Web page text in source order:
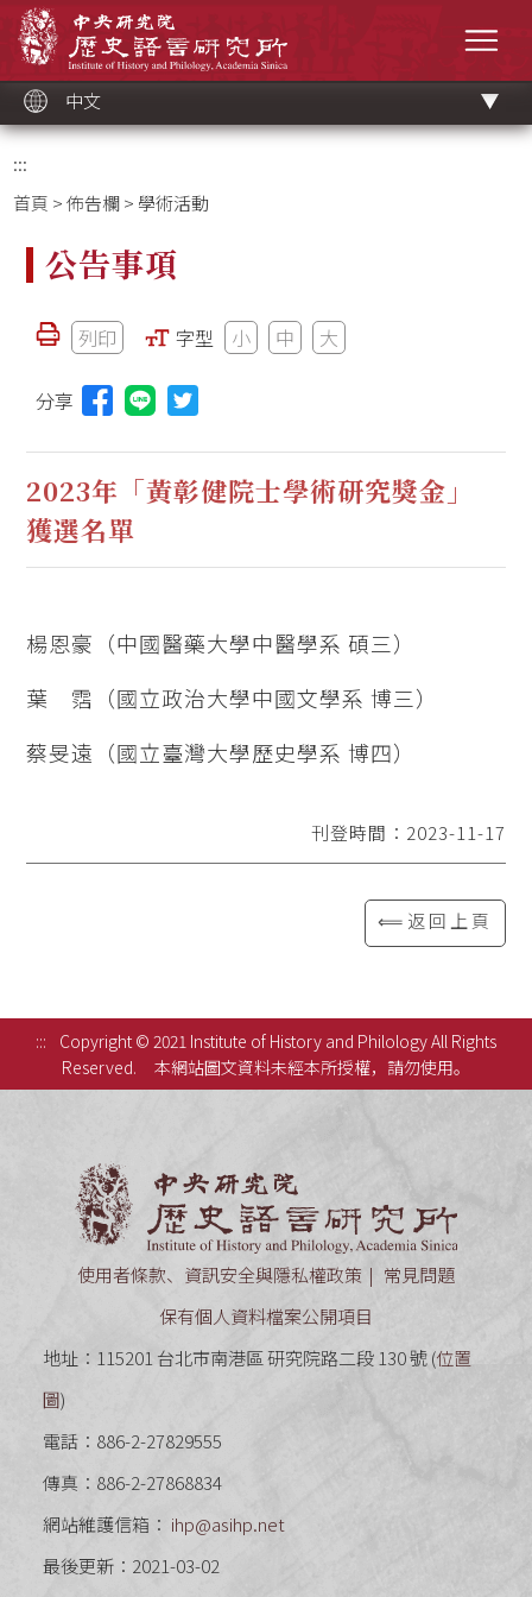
中文
:::
首頁 >佈告欄> 學術活動
公告事項
列印 字型 小 中 大
分享 分享本頁至Line(另開視窗)
2023年「黃彰健院士學術研究獎金」
獲選名單
楊恩豪（中國醫藥大學中醫學系 碩三）
葉 霑（國立政治大學中國文學系 博三）
蔡旻遠（國立臺灣大學歷史學系 博四）
刊登時間：2023-11-17
⟸返回上頁
:::
Copyright © 2021 Institute of History and Philology All Rights
Reserved.
本網站圖文資料未經本所授權，請勿使用。
使用者條款、資訊安全與隱私權政策
常見問題
保有個人資料檔案公開項目
地址：115201 台北市南港區 研究院路二段 130 號 (位置
圖)
電話：886-2-27829555
傳真：886-2-27868834
網站維護信箱： ihp@asihp.net
最後更新：2021-03-02